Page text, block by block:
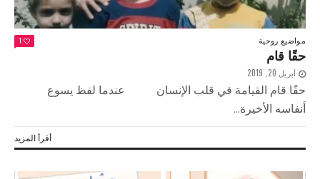
مواضيع روحية 1
حقًا قام
أبريل 20, 2019
حقًا قام القيامة في قلب الإنسان عندما لفظ يسوع
أنفاسه الأخيرة...
أقرأ المزيد